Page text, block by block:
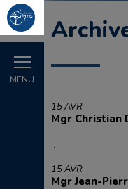
MENU
15 AVR
Mgr Christian
..
15 AVR
Mgr Jean-